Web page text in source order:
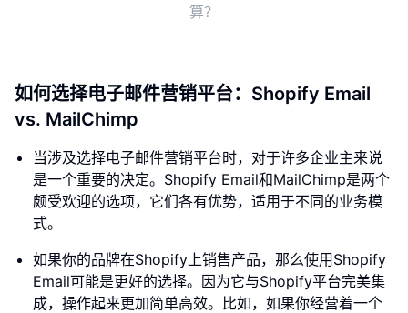
算？
如何选择电子邮件营销平台：Shopify Email
vs. MailChimp
当涉及选择电子邮件营销平台时，对于许多企业主来说
是一个重要的决定。Shopify Email和MailChimp是两个
颇受欢迎的选项，它们各有优势，适用于不同的业务模
式。
如果你的品牌在Shopify上销售产品，那么使用Shopify
Email可能是更好的选择。因为它与Shopify平台完美集
成，操作起来更加简单高效。比如，如果你经营着一个